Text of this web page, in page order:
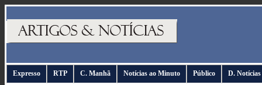
Expresso RTP C. Manhã Notícias ao Minuto Público D. Notícias